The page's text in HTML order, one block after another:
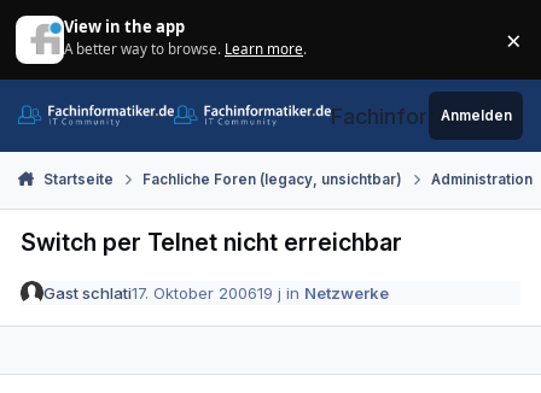
View in the app
A better way to browse. Learn more. ×
Fachinformatiker.de
Anmelden
Startseite Fachliche Foren (legacy, unsichtbar) Administration
Switch per Telnet nicht erreichbar
Gast schlati17. Oktober 200619 j in Netzwerke